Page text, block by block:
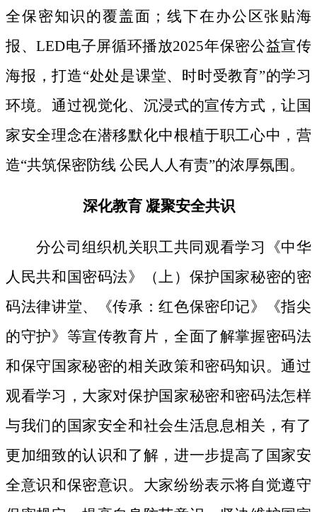
全保密知识的覆盖面；线下在办公区张贴海
报、LED电子屏循环播放2025年保密公益宣传
海报，打造“处处是课堂、时时受教育”的学习
环境。通过视觉化、沉浸式的宣传方式，让国
家安全理念在潜移默化中根植于职工心中，营
造“共筑保密防线 公民人人有责”的浓厚氛围。
深化教育凝聚安全共识
分公司组织机关职工共同观看学习《中华
人民共和国密码法》
（上）保护国家秘密的密
码法律讲堂、
《传承：红色保密印记》《指尖
的守护》等宣传教育片， 全面了解掌握密码法
和保守国家秘密的相关政策和密码知识。通过
观看学习，大家对保护国家秘密和密码法怎样
与我们的国家安全和社会生活息息相关，有了
更加细致的认识和了解，进一步提高了国家安
全意识和保密意识。大家纷纷表示将自觉遵守